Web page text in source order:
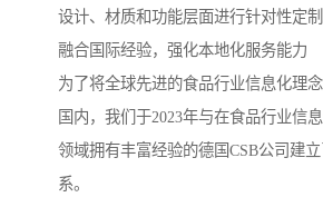
设计、材质和功能层面进行针对性定制
融合国际经验，强化本地化服务能力
为了将全球先进的食品行业信息化理
国内，我们于2023年与在食品行业信
领域拥有丰富经验的德国CSB公司建
系。